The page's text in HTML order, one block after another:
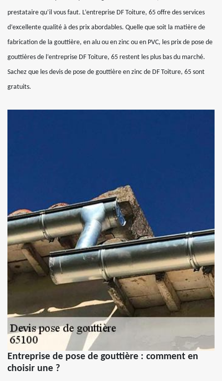
prestataire qu’il vous faut. L’entreprise DF Toiture, 65 offre des services
d’excellente qualité à des prix abordables. Quelle que soit la matière de
fabrication de la gouttière, en alu ou en zinc ou en PVC, les prix de pose de
gouttières de l’entreprise DF Toiture, 65 restent les plus bas du marché.
Sachez que les devis de pose de gouttière en zinc de DF Toiture, 65 sont
gratuits.
Entreprise de pose de gouttière : comment en
choisir une ?